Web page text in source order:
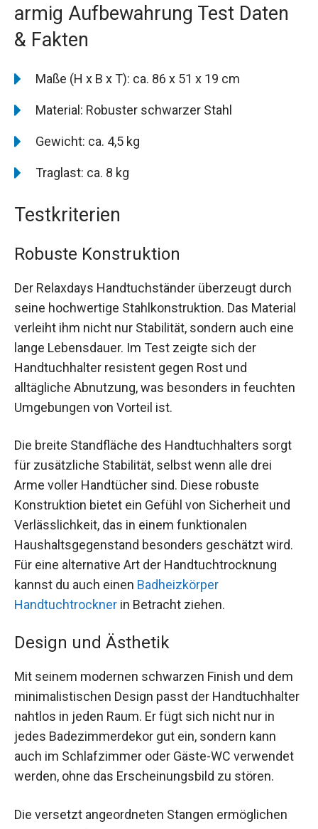
armig Aufbewahrung Test Daten
& Fakten
Maße (H x B x T): ca. 86 x 51 x 19 cm
Material: Robuster schwarzer Stahl
Gewicht: ca. 4,5 kg
Traglast: ca. 8 kg
Testkriterien
Robuste Konstruktion
Der Relaxdays Handtuchständer überzeugt durch
seine hochwertige Stahlkonstruktion. Das Material
verleiht ihm nicht nur Stabilität, sondern auch eine
lange Lebensdauer. Im Test zeigte sich der
Handtuchhalter resistent gegen Rost und
alltägliche Abnutzung, was besonders in feuchten
Umgebungen von Vorteil ist.
Die breite Standfläche des Handtuchhalters sorgt
für zusätzliche Stabilität, selbst wenn alle drei
Arme voller Handtücher sind. Diese robuste
Konstruktion bietet ein Gefühl von Sicherheit und
Verlässlichkeit, das in einem funktionalen
Haushaltsgegenstand besonders geschätzt wird.
Für eine alternative Art der Handtuchtrocknung
kannst du auch einen Badheizkörper
Handtuchtrockner in Betracht ziehen.
Design und Ästhetik
Mit seinem modernen schwarzen Finish und dem
minimalistischen Design passt der Handtuchhalter
nahtlos in jeden Raum. Er fügt sich nicht nur in
jedes Badezimmerdekor gut ein, sondern kann
auch im Schlafzimmer oder Gäste-WC verwendet
werden, ohne das Erscheinungsbild zu stören.
Die versetzt angeordneten Stangen ermöglichen